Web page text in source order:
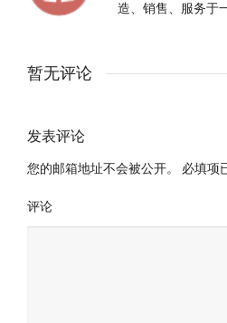
造、销售、服务于
暂无评论
发表评论
您的邮箱地址不会被公开。
必填项
评论